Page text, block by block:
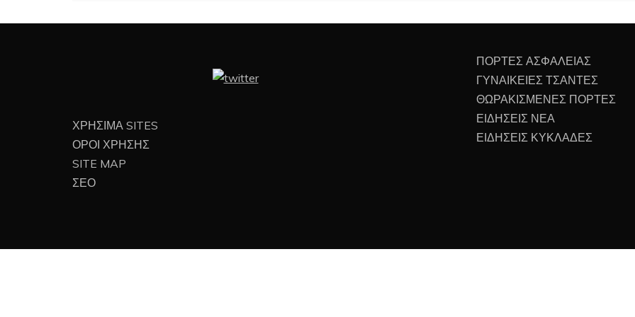
ΧΡΗΣΙΜΑ SITES
ΟΡΟΙ ΧΡΗΣΗΣ
SITE MAP
ΣΕΟ
ΠΟΡΤΕΣ ΑΣΦΑΛΕΙΑΣ
ΓΥΝΑΙΚΕΙΕΣ ΤΣΑΝΤΕΣ
ΘΩΡΑΚΙΣΜΕΝΕΣ ΠΟΡΤΕΣ
ΕΙΔΗΣΕΙΣ ΝΕΑ
ΕΙΔΗΣΕΙΣ ΚΥΚΛΑΔΕΣ